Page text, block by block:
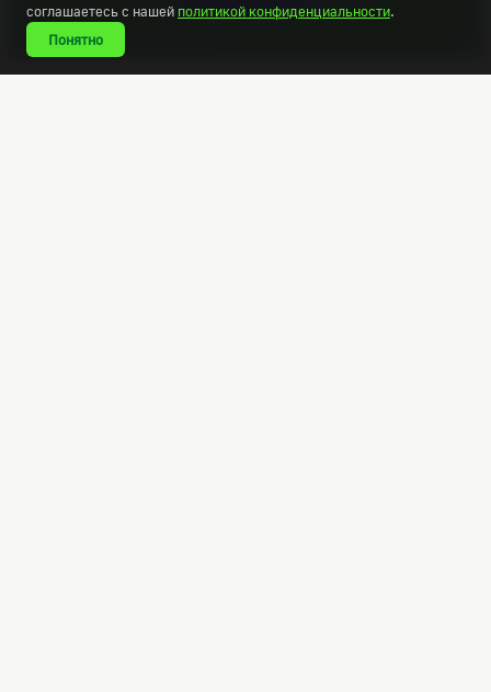
© 2026 Зелёная строка
соглашаетесь с нашей политикой конфиденциальности.
Понятно